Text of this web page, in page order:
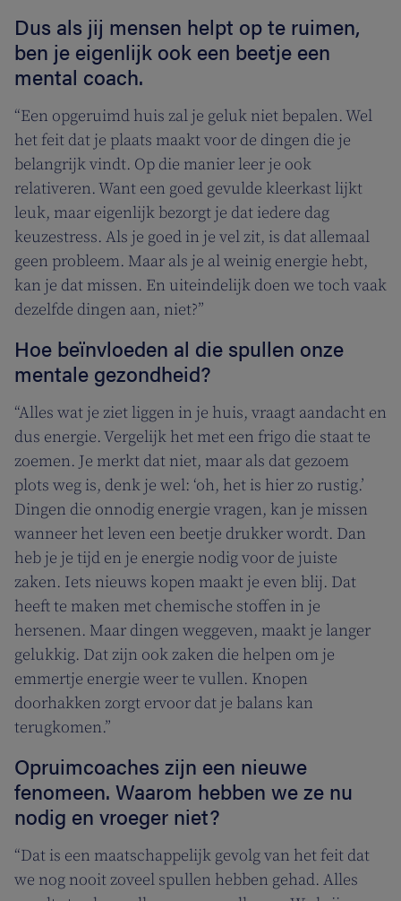
Dus als jij mensen helpt op te ruimen,
ben je eigenlijk ook een beetje een
mental coach.
“Een opgeruimd huis zal je geluk niet bepalen. Wel
het feit dat je plaats maakt voor de dingen die je
belangrijk vindt. Op die manier leer je ook
relativeren. Want een goed gevulde kleerkast lijkt
leuk, maar eigenlijk bezorgt je dat iedere dag
keuzestress. Als je goed in je vel zit, is dat allemaal
geen probleem. Maar als je al weinig energie hebt,
kan je dat missen. En uiteindelijk doen we toch vaak
dezelfde dingen aan, niet?”
Hoe beïnvloeden al die spullen onze
mentale gezondheid?
“Alles wat je ziet liggen in je huis, vraagt aandacht en
dus energie. Vergelijk het met een frigo die staat te
zoemen. Je merkt dat niet, maar als dat gezoem
plots weg is, denk je wel: ‘oh, het is hier zo rustig.’
Dingen die onnodig energie vragen, kan je missen
wanneer het leven een beetje drukker wordt. Dan
heb je je tijd en je energie nodig voor de juiste
zaken. Iets nieuws kopen maakt je even blij. Dat
heeft te maken met chemische stoffen in je
hersenen. Maar dingen weggeven, maakt je langer
gelukkig. Dat zijn ook zaken die helpen om je
emmertje energie weer te vullen. Knopen
doorhakken zorgt ervoor dat je balans kan
terugkomen.”
Opruimcoaches zijn een nieuwe
fenomeen. Waarom hebben we ze nu
nodig en vroeger niet?
“Dat is een maatschappelijk gevolg van het feit dat
we nog nooit zoveel spullen hebben gehad. Alles